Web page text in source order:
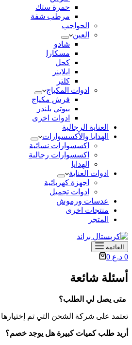
حمرة ستك
مرطب شفة
الحواجب
العين
شادو
مسكارا
كحل
ايلاينر
كلتر
ادوات المكياج
فرش مكياج
بيوتي بلندر
ادوات اخرى
العناية الرجالية
الهدايا والأكسسوارات
اكسسوارات نسائية
اكسسوارات رجالية
الهدايا
ادوات العناية
اجهزة كهربائية
ادوات تجميل
عدسات ورموش
منتجات اخرى
المتجر
القائمة
عربة
0 د.ع 0
أسئلة شائعة
متى يصل لي الطلب؟
تعتمد على شركة الشحن التي تم
أريد طلب كميات كبيرة هل يوجد خصم؟